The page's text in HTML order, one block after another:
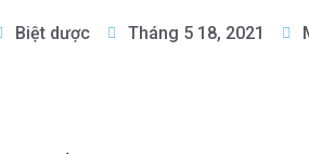
Biệt dược Tháng 5 18, 2021